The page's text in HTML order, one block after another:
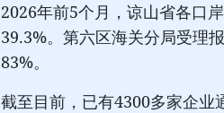
2026年前5个月，谅山省各口
39.3%。第六区海关分局受理
83%。
截至目前，已有4300多家企业